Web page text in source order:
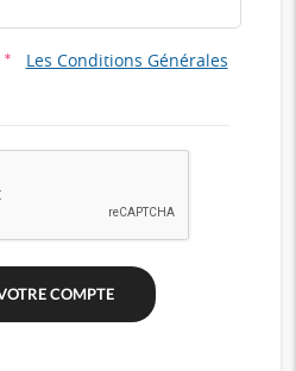
*
Les Conditions Générales